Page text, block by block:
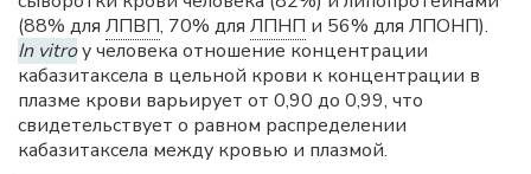
(88% для ЛПВП, 70% для ЛПНП и 56% для ЛПОНП).
In vitroу человека отношение концентрации
кабазитаксела в цельной крови к концентрации в
плазме крови варьирует от 0,90 до 0,99, что
свидетельствует о равном распределении
кабазитаксела между кровью и плазмой.